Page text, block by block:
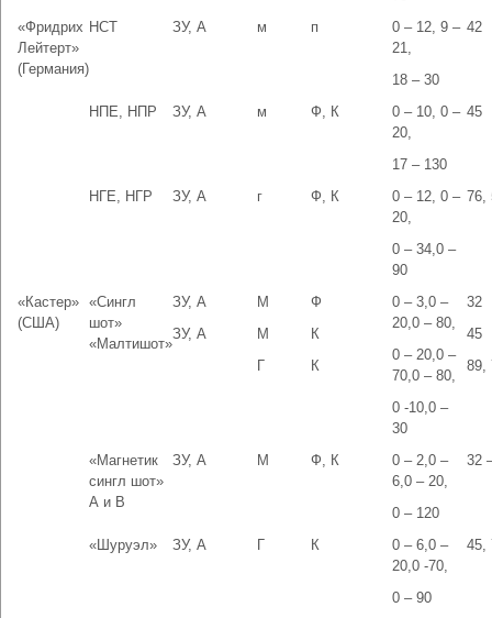
«Фридрих
Лейтерт»
(Германия)
НСТ ЗУ, А м п
0 – 12, 9 –
21,
18 – 30
42
НПЕ, НПР ЗУ, А м Ф, К
0 – 10, 0 –
20,
17 – 130
45
НГЕ, НГР ЗУ, А г Ф, К
0 – 12, 0 –
20,
0 – 34,0 –
90
76,
«Кастер»
(США)
«Сингл
шот»
«Малтишот»
ЗУ, А
ЗУ, А
М
М
Г
Ф
К
К
0 – 3,0 –
20,0 – 80,
0 – 20,0 –
70,0 – 80,
0 -10,0 –
30
32
45
89,
«Магнетик
сингл шот»
А и В
ЗУ, А М Ф, К
0 – 2,0 –
6,0 – 20,
0 – 120
32
«Шуруэл» ЗУ, А Г К
0 – 6,0 –
20,0 -70,
0 – 90
45,